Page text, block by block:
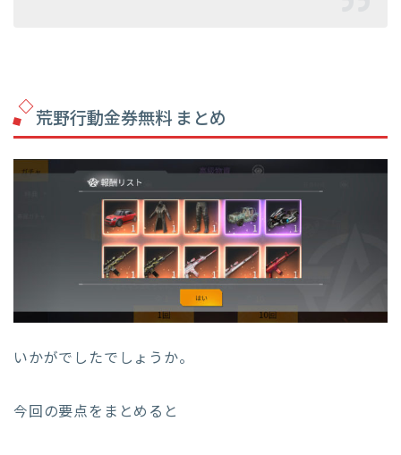
荒野行動金券無料 まとめ
いかがでしたでしょうか。
今回の要点をまとめると